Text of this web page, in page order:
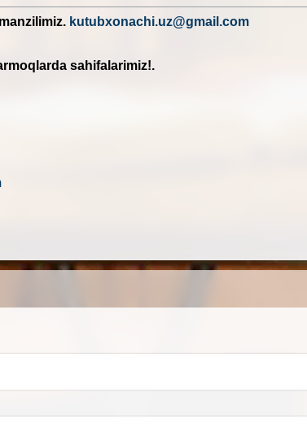
kutubxonachi.uz@gmail.com
sahifalarimiz!.